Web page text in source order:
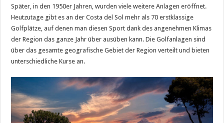
Später, in den 1950er Jahren, wurden viele weitere Anlagen eröffnet.
Heutzutage gibt es an der Costa del Sol mehr als 70 erstklassige
Golfplätze, auf denen man diesen Sport dank des angenehmen Klimas
der Region das ganze Jahr über ausüben kann. Die Golfanlagen sind
über das gesamte geografische Gebiet der Region verteilt und bieten
unterschiedliche Kurse an.